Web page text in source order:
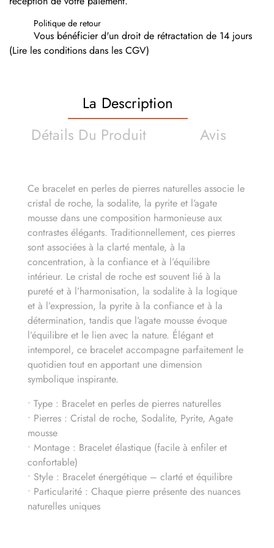
Politique de retour
Vous bénéficier d'un droit de rétractation de 14 jours
(Lire les conditions dans les CGV)
La Description
Détails Du Produit
Avis
Ce bracelet en perles de pierres naturelles associe le
cristal de roche, la sodalite, la pyrite et l’agate
mousse dans une composition harmonieuse aux
contrastes élégants. Traditionnellement, ces pierres
sont associées à la clarté mentale, à la
concentration, à la confiance et à l’équilibre
intérieur. Le cristal de roche est souvent lié à la
pureté et à l’harmonisation, la sodalite à la logique
et à l’expression, la pyrite à la confiance et à la
détermination, tandis que l’agate mousse évoque
l’équilibre et le lien avec la nature. Élégant et
intemporel, ce bracelet accompagne parfaitement le
quotidien tout en apportant une dimension
symbolique inspirante.
• Type : Bracelet en perles de pierres naturelles
• Pierres : Cristal de roche, Sodalite, Pyrite, Agate
mousse
• Montage : Bracelet élastique (facile à enfiler et
confortable)
• Style : Bracelet énergétique – clarté et équilibre
• Particularité : Chaque pierre présente des nuances
naturelles uniques